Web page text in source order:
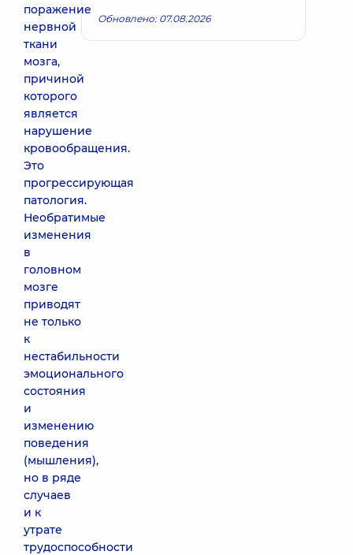
поражение
нервной
ткани
мозга,
причиной
которого
является
нарушение
кровообращения.
Это
прогрессирующая
патология.
Необратимые
изменения
в
головном
мозге
приводят
не только
к
нестабильности
эмоционального
состояния
и
изменению
поведения
(мышления),
но в ряде
случаев
и к
утрате
трудоспособности
Обновлено: 07.08.2026